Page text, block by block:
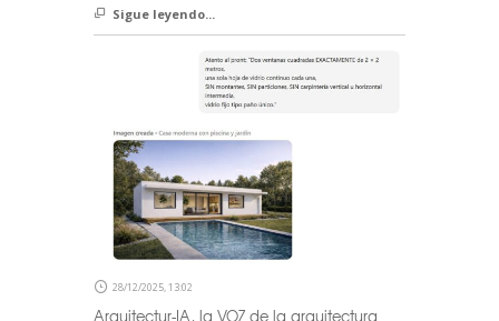
Sigue leyendo...
28/12/2025, 13:02
Arquitectur-IA, la VOZ de la arquitectura